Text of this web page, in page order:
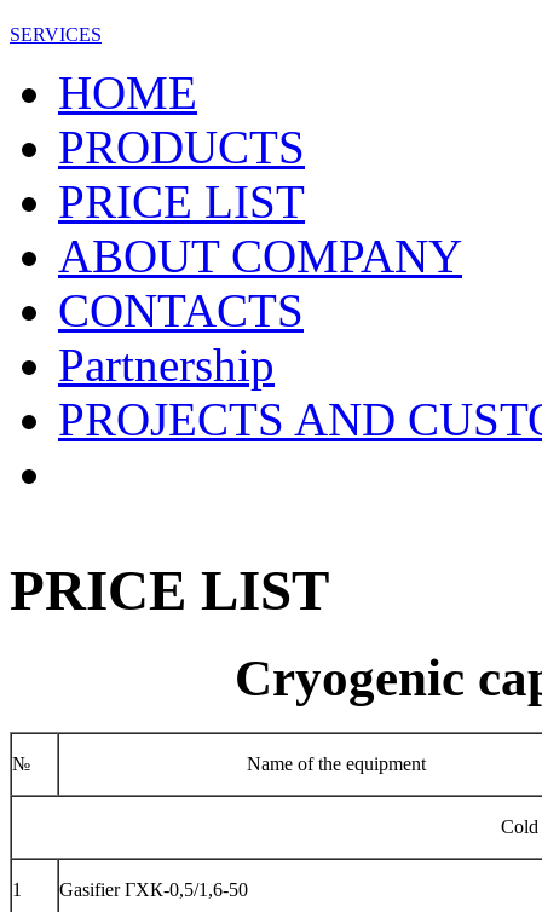
SERVICES
HOME
PRODUCTS
PRICE LIST
ABOUT COMPANY
CONTACTS
Partnership
PROJECTS AND
PRICE LIST
Cryogenic
№ Name of the equipment
Cold
1 Gasifier ГХК-0,5/1,6-50